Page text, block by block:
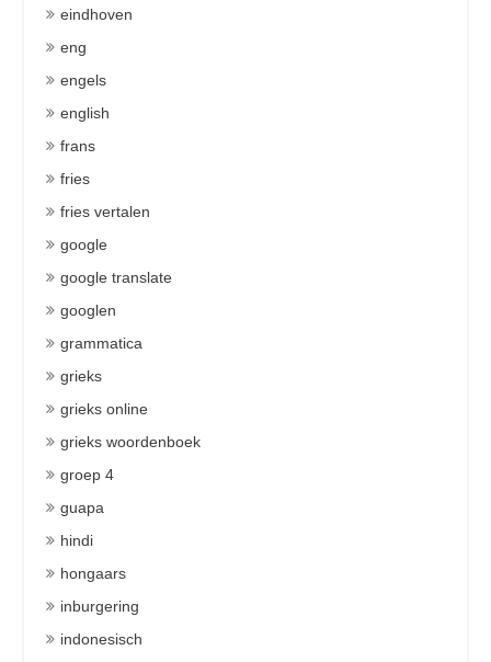
eindhoven
eng
engels
english
frans
fries
fries vertalen
google
google translate
googlen
grammatica
grieks
grieks online
grieks woordenboek
groep 4
guapa
hindi
hongaars
inburgering
indonesisch